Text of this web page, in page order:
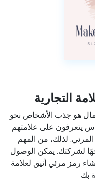
التجارية
هو جذب الأشخاص نحو
يتعرفون على علامتهم
لذلك، من المهم
لشركتك. يمكن الوصول
رمز مرئي أنيق لعلامة